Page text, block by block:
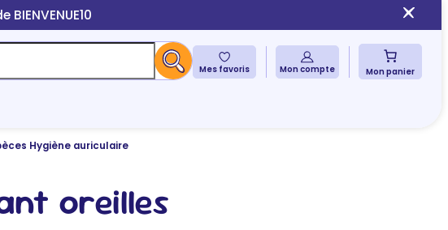
Mes favoris Mon compte Mon panier
Hygiène auriculaire
oreilles